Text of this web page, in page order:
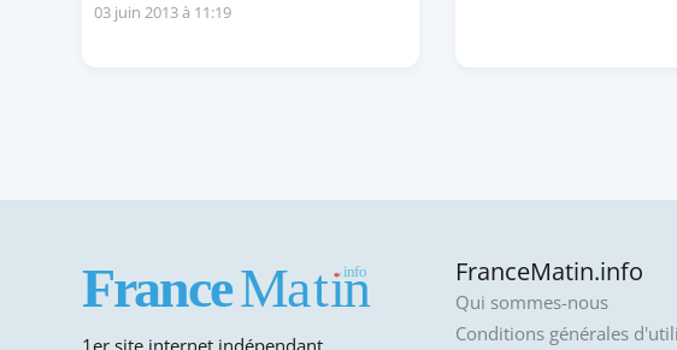
03 juin 2013 à 11:19
1er site internet indépendant
FranceMatin.info
Qui sommes-nous
Conditions générales